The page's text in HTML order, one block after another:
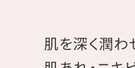
肌を深く潤